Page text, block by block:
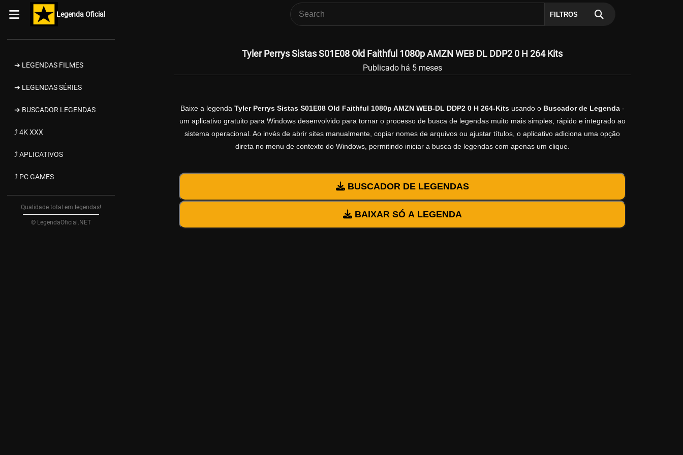
Legenda Oficial FILTROS
➔ LEGENDAS FILMES
➔ LEGENDAS SÉRIES
➔ BUSCADOR LEGENDAS
⤴ 4K XXX
⤴ APLICATIVOS
⤴ PC GAMES
Qualidade total em legendas!
© LegendaOficial.NET
Tyler Perrys Sistas S01E08 Old Faithful 1080p AMZN WEB DL DDP2 0 H 264 Kits
Publicado há 5 meses
Baixe a legenda Tyler Perrys Sistas S01E08 Old Faithful 1080p AMZN WEB-DL DDP2 0 H 264-Kitsusando o Buscador de Legenda-
um aplicativo gratuito para Windows desenvolvido para tornar o processo de busca de legendas muito mais simples, rápido e integrado ao
sistema operacional. Ao invés de abrir sites manualmente, copiar nomes de arquivos ou ajustar títulos, o aplicativo adiciona uma opção
direta no menu de contexto do Windows, permitindo iniciar a busca de legendas com apenas um clique.
BUSCADOR DE LEGENDAS
BAIXAR SÓ A LEGENDA